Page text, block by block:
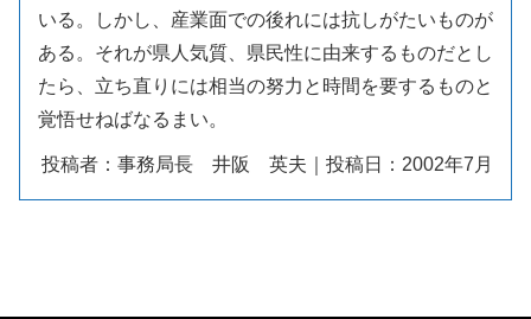
いる。しかし、産業面での後れには抗しがたいものが
ある。それが県人気質、県民性に由来するものだとし
たら、立ち直りには相当の努力と時間を要するものと
覚悟せねばなるまい。
投稿者：事務局長 井阪 英夫｜投稿日：2002年7月